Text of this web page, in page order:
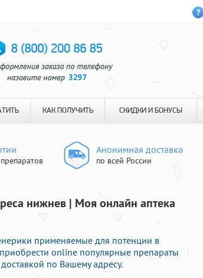
КАК ПОЛУЧИТЬ СКИДКИ И БОНУСЫ
Анонимная доставка
по всей России
нижнев | Моя онлайн аптека
применяемые для потенции в
online популярные препараты
по Вашему адресу.